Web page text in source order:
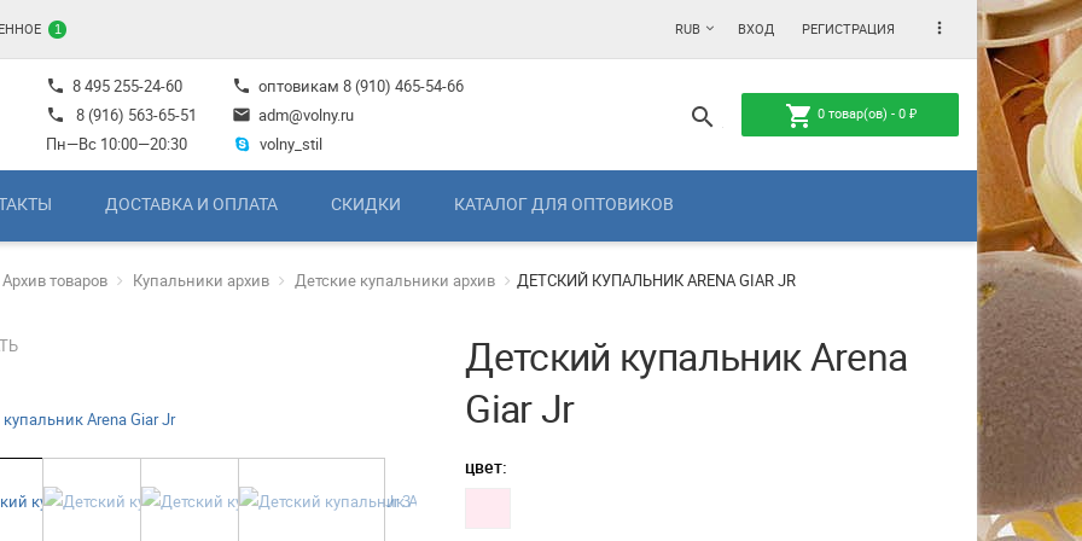
1 RUB ВХОД РЕГИСТРАЦИЯ more_vert
phone 8 495 255-24-60
phone
8 (916) 563-65-51
Пн—Вс 10:00—20:30
phone оптовикам 8 (910) 465-54-66
mail adm@volny.ru
volny_stil
search shopping_cart 0товар(ов) - 0 ₽
ДОСТАВКА И ОПЛАТА СКИДКИ КАТАЛОГ ДЛЯ ОПТОВИКОВ
Архив товаров Купальники архив Детские купальники архив ДЕТСКИЙ КУПАЛЬНИК ARENA GIAR JR
Детский купальник Arena
Giar Jr
цвет: